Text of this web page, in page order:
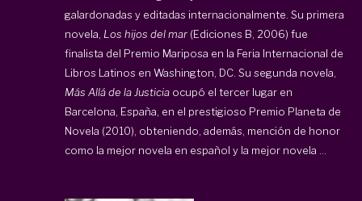
galardonadas y editadas internacionalmente. Su primera
novela, Los hijos del mar (Ediciones B, 2006) fue
finalista del Premio Mariposa en la Feria Internacional de
Libros Latinos en Washington, DC. Su segunda novela,
Más Allá de la Justicia ocupó el tercer lugar en
Barcelona, España, en el prestigioso Premio Planeta de
Novela (2010), obteniendo, además, mención de honor
como la mejor novela en español y la mejor novela ...